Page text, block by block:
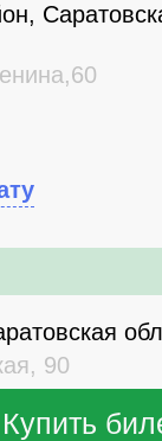
90
Купить